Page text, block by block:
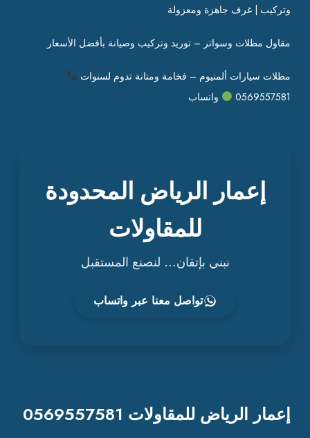
وتركيب | غرف جاهزة ومعزولة
مقاول مظلات وسواتر – توريد وتركيب وصيانة بأفضل الأسعار
مظلات سيارات ألمنيوم – فخامة ومتانة تدوم لسنوات
0569557581
واتساب
إعمار الرياض المحدودة
للمقاولات
نبني بإتقان… لنصنع المستقبل
تواصل معنا عبر واتساب
إعمار الرياض للمقاولات 0569557581